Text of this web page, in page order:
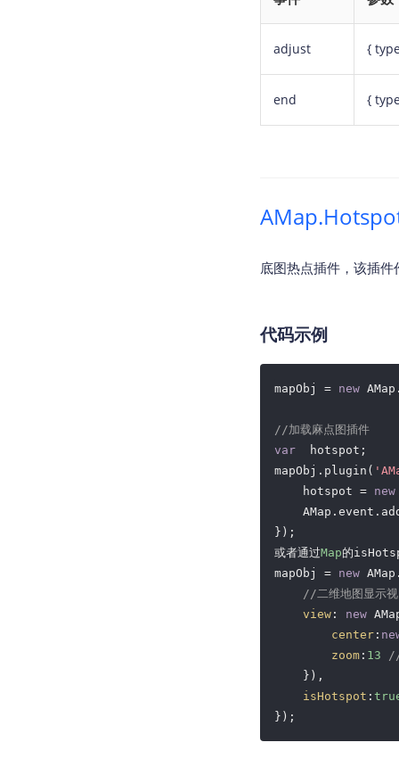
adjust {
end {
底图热点插件，该插
代码示例
mapObj = new
//加载麻点图插件
var
  hotspot;
mapObj.plugin(
    hotspot =
new
});
或者通过Map的
mapObj = new
//二维地图显示
view : new
center :
zoom : 13
//
    }),
isHotspot :
});